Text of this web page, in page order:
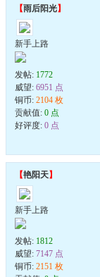
【雨后阳光】
新手上路
发帖: 1772
威望: 6951 点
铜币: 2104 枚
贡献值: 0 点
好评度: 0 点
【艳阳天】
新手上路
发帖: 1812
威望: 7147 点
铜币: 2151 枚